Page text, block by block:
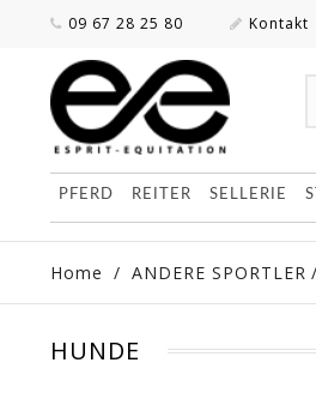
09 67 28 25 80 Kontakt
PFERD REITER SELLERIE
Home / ANDERE SPORTLER /
HUNDE